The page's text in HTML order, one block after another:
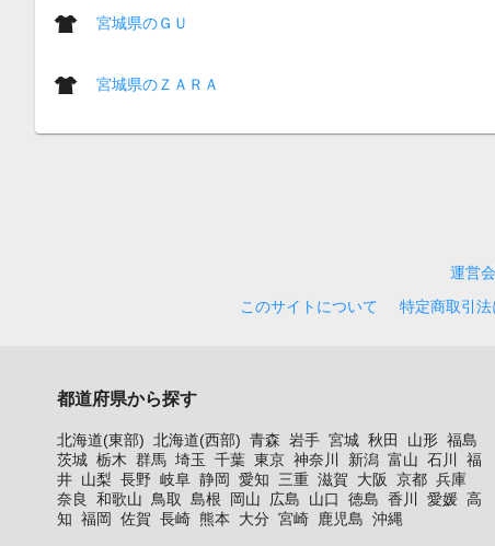
宮城県のＧＵ
宮城県のＺＡＲＡ
運営
このサイトについて
特定商取引
都道府県から探す
北海道(東部) 北海道(西部) 青森 岩手 宮城 秋田 山形 福島
茨城 栃木 群馬 埼玉 千葉 東京 神奈川 新潟 富山 石川
福
井 山梨 長野 岐阜 静岡 愛知 三重 滋賀 大阪 京都 兵庫
奈良
和歌山 鳥取 島根 岡山 広島 山口 徳島 香川 愛媛 高
知 福岡 佐賀 長崎 熊本 大分 宮崎 鹿児島 沖縄